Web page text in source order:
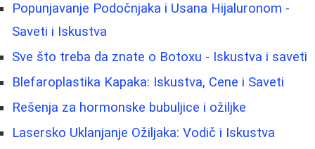
Popunjavanje Podočnjaka i Usana Hijaluronom -
Saveti i Iskustva
Sve što treba da znate o Botoxu - Iskustva i saveti
Blefaroplastika Kapaka: Iskustva, Cene i Saveti
Rešenja za hormonske bubuljice i ožiljke
Lasersko Uklanjanje Ožiljaka: Vodič i Iskustva